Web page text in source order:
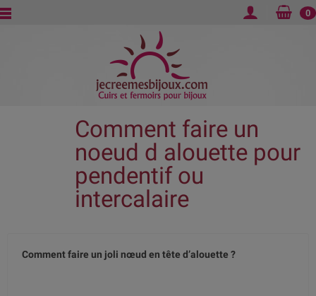
0
Comment faire un
noeud d alouette pour
pendentif ou
intercalaire
Comment faire un joli nœud en tête d’alouette ?